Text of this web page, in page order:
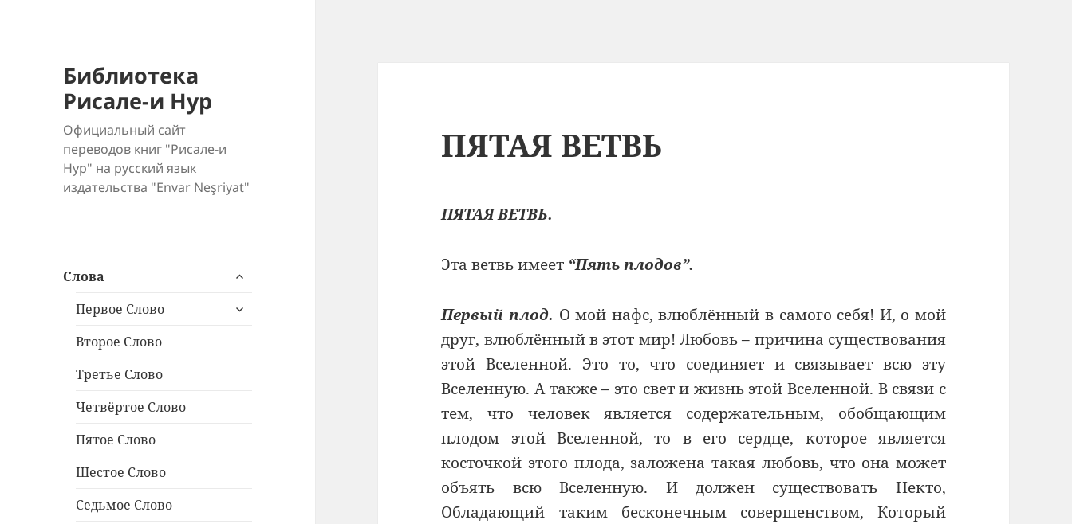
Библиотека
Рисале-и Нур
Официальный сайт
переводов книг "Рисале-и
Нур" на русский язык
издательства "Envar Neşriyat"
Слова
раскрыть
меню
Первое Слово
раскрыть
Второе Слово
Третье Слово
Четвёртое Слово
Пятое Слово
Шестое Слово
Седьмое Слово
ПЯТАЯ ВЕТВЬ
ПЯТАЯ ВЕТВЬ.
Эта ветвь имеет “Пять плодов”.
Первый плод. О мой нафс, влюблённый в самого себя! И, о мой
друг, влюблённый в этот мир! Любовь – причина существования
этой Вселенной. Это то, что соединяет и связывает всю эту
Вселенную. А также – это свет и жизнь этой Вселенной. В связи с
тем, что человек является содержательным, обобщающим
плодом этой Вселенной, то в его сердце, которое является
косточкой этого плода, заложена такая любовь, что она может
объять всю Вселенную. И должен существовать Некто,
Обладающий таким бесконечным совершенством, Который